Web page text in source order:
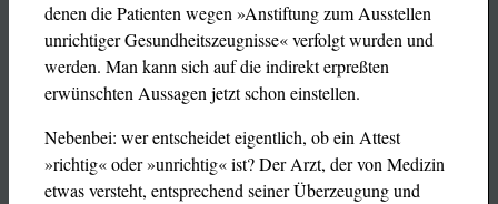
denen die Patienten wegen »Anstiftung zum Ausstellen
unrichtiger Gesundheitszeugnisse« verfolgt wurden und
werden. Man kann sich auf die indirekt erpreßten
erwünschten Aussagen jetzt schon einstellen.
Nebenbei: wer entscheidet eigentlich, ob ein Attest
»richtig« oder »unrichtig« ist? Der Arzt, der von Medizin
etwas versteht, entsprechend seiner Überzeugung und